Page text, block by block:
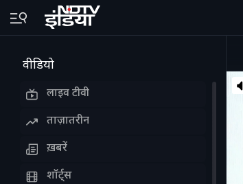
वीडियो
लाइव टीवी
ताज़ातरीन
ख़बरें
शॉर्ट्स